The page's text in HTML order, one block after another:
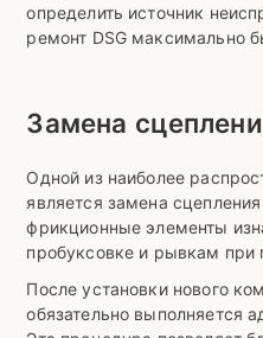
определить источник
ремонт DSG максимально
Замена
Одной из наиболее
является замена
фрикционные элементы
пробуксовке и рывкам при
После установки нового
обязательно выполняется